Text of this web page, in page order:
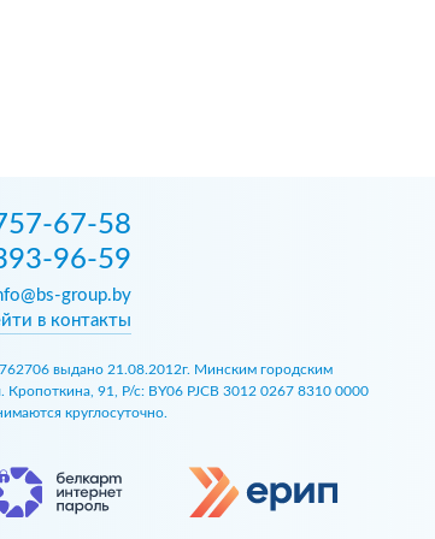
67-58
96-59
group.by
в контакты
выдано 21.08.2012г. Минским городским
91, Р/с: BY06 PJCB 3012 0267 8310 0000
круглосуточно.